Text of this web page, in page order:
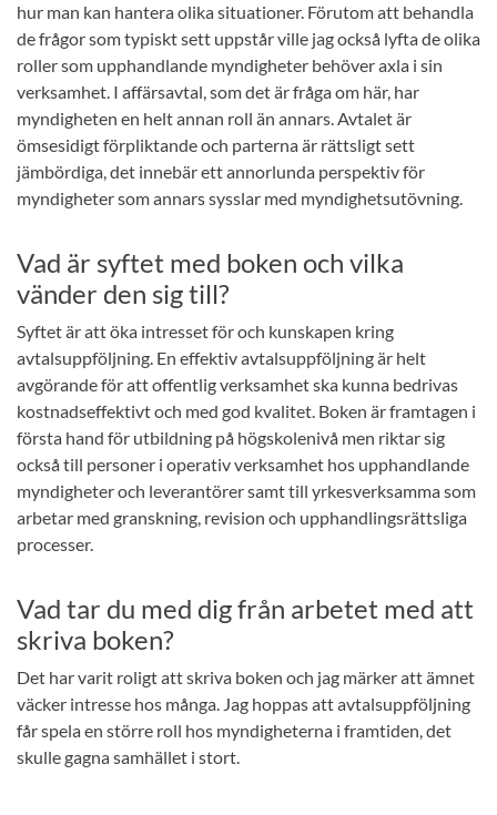
hur man kan hantera olika situationer. Förutom att behandla
de frågor som typiskt sett uppstår ville jag också lyfta de olika
roller som upphandlande myndigheter behöver axla i sin
verksamhet. I affärsavtal, som det är fråga om här, har
myndigheten en helt annan roll än annars. Avtalet är
ömsesidigt förpliktande och parterna är rättsligt sett
jämbördiga, det innebär ett annorlunda perspektiv för
myndigheter som annars sysslar med myndighetsutövning.
Vad är syftet med boken och vilka
vänder den sig till?
Syftet är att öka intresset för och kunskapen kring
avtalsuppföljning. En effektiv avtalsuppföljning är helt
avgörande för att offentlig verksamhet ska kunna bedrivas
kostnadseffektivt och med god kvalitet. Boken är framtagen i
första hand för utbildning på högskolenivå men riktar sig
också till personer i operativ verksamhet hos upphandlande
myndigheter och leverantörer samt till yrkesverksamma som
arbetar med granskning, revision och upphandlingsrättsliga
processer.
Vad tar du med dig från arbetet med att
skriva boken?
Det har varit roligt att skriva boken och jag märker att ämnet
väcker intresse hos många. Jag hoppas att avtalsuppföljning
får spela en större roll hos myndigheterna i framtiden, det
skulle gagna samhället i stort.